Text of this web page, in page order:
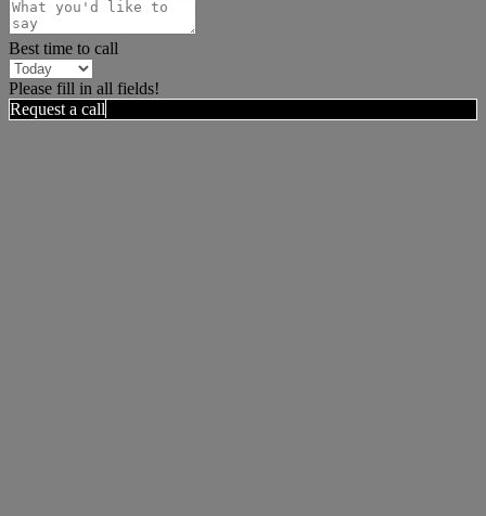
Best time to call
Please fill in all fields!
Request a call